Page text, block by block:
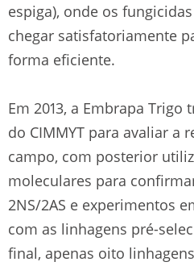
espiga), onde os
chegar satisfatoriamente
forma eficiente.
Em 2013, a Embrapa Trigo
do CIMMYT para avaliar a
campo, com posterior
moleculares para
2NS/2AS e experimentos
com as linhagens pré-
final, apenas oito